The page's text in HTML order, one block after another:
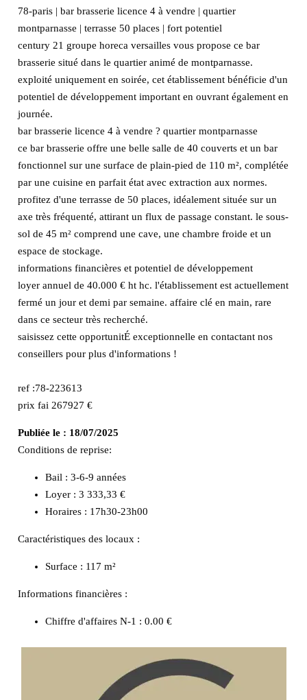
78-paris | bar brasserie licence 4 à vendre | quartier
montparnasse | terrasse 50 places | fort potentiel
century 21 groupe horeca versailles vous propose ce bar
brasserie situé dans le quartier animé de montparnasse.
exploité uniquement en soirée, cet établissement bénéficie d'un
potentiel de développement important en ouvrant également en
journée.
bar brasserie licence 4 à vendre ? quartier montparnasse
ce bar brasserie offre une belle salle de 40 couverts et un bar
fonctionnel sur une surface de plain-pied de 110 m², complétée
par une cuisine en parfait état avec extraction aux normes.
profitez d'une terrasse de 50 places, idéalement située sur un
axe très fréquenté, attirant un flux de passage constant. le sous-
sol de 45 m² comprend une cave, une chambre froide et un
espace de stockage.
informations financières et potentiel de développement
loyer annuel de 40.000 € ht hc. l'établissement est actuellement
fermé un jour et demi par semaine. affaire clé en main, rare
dans ce secteur très recherché.
saisissez cette opportunitÉ exceptionnelle en contactant nos
conseillers pour plus d'informations !
ref :78-223613
prix fai 267927 €
Publiée le : 18/07/2025
Conditions de reprise:
Bail : 3-6-9 années
Loyer : 3 333,33 €
Horaires : 17h30-23h00
Caractéristiques des locaux :
Surface : 117 m²
Informations financières :
Chiffre d'affaires N-1 : 0.00 €